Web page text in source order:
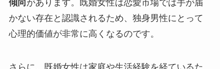
傾向 があります。既婚女性は恋愛市場では手が届
かない存在と認識されるため、独身男性にとって
心理的価値が非常に高くなるのです。